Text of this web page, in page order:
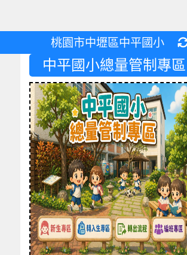
桃園市中壢區中平國小
中平國小總量管制專區